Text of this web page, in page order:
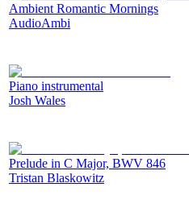
Ambient Romantic Mornings
AudioAmbi
Piano instrumental
Josh Wales
Prelude in C Major, BWV 846
Tristan Blaskowitz